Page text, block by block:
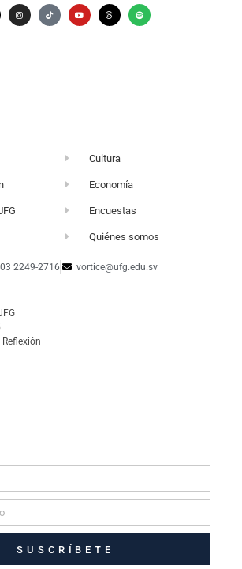
Cultura
Economía
Encuestas
Quiénes somos
2249-2716 vortice@ufg.edu.sv
Reflexión
SUSCRÍBETE